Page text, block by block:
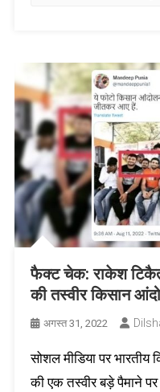
फैक्ट चेक: राकेश
की तस्वीर किसान
अगस्त 31, 2022
सोशल मीडिया पर भारतीय
की एक तस्वीर बड़े पैमाने